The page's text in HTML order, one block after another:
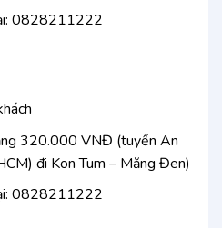
0828211222
320.000 VNĐ (tuyến An
đi Kon Tum – Măng Đen)
0828211222